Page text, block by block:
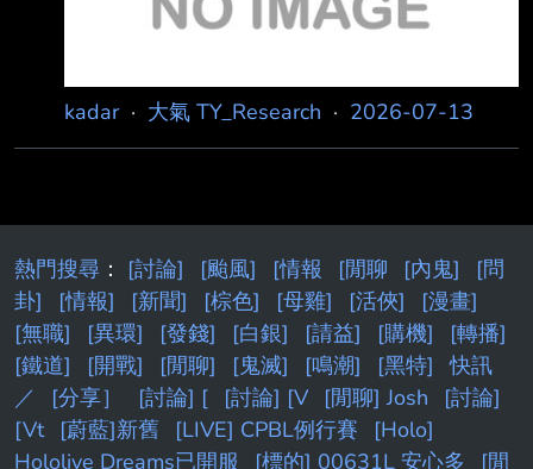
kadar· 大氣 TY_Research · 2026-07-13
熱門搜尋 ： [討論] [颱風] [情報 [閒聊 [內鬼]
[問
卦]
[情報] [新聞] [棕色] [母雞] [活俠]
[漫畫]
[無職]
[異環] [發錢] [白銀] [請益] [購機]
[轉播]
[鐵道]
[開戰] [閒聊] [鬼滅] [鳴潮] [黑特]
快訊
／
[分享］ [討論] [ [討論] [V [閒聊] Josh
[討論]
[Vt
[蔚藍]新舊 [LIVE] CPBL例行賽
[Holo]
Hololive Dreams已開服
[標的] 00631L 安心多
[閒